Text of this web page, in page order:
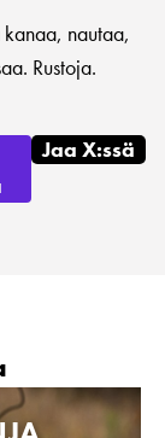
nautaa,
Rustoja.
Jaa X:ssä